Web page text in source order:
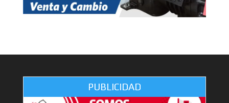
PUBLICIDAD